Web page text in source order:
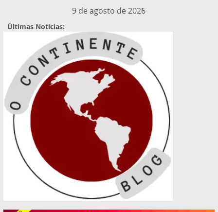
para
9 de agosto de 2026
Últimas Notícias: